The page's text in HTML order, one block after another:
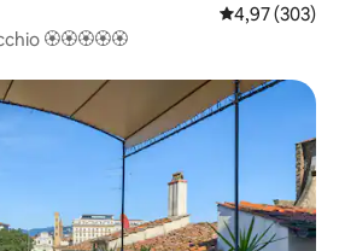
4,97 ud af 5 i
4,97 (303)
🏵🏵🏵🏵🏵